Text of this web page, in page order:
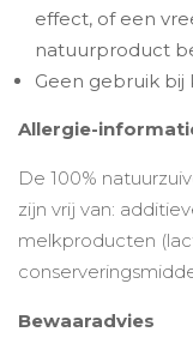
effect, of een
natuurproduct
Geen gebruik bij
Allergie-
De 100%
zijn vrij van:
melkproducten
Bewaaradvies